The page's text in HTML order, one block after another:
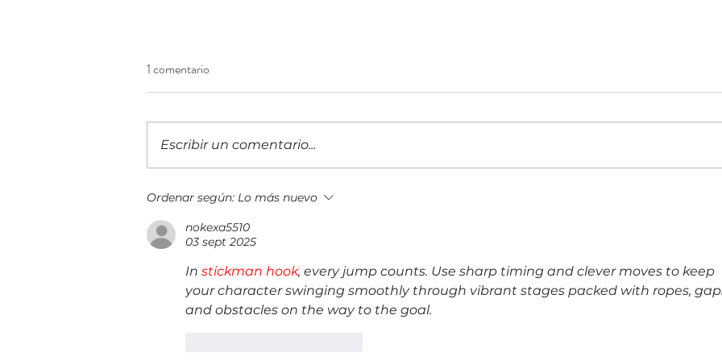
Costa Rica inicia con un evento
virtual la ruta hacia Innkind FiEd
2026 para debatir el impacto de
1 comentario
Escribir un comentario...
Ordenar según: Lo más nuevo
nokexa5510
03 sept 2025
In stickman hook, every jump counts. Use sharp timing and clever moves to keep
your character swinging smoothly through vibrant stages packed with ropes,
and obstacles on the way to the goal.